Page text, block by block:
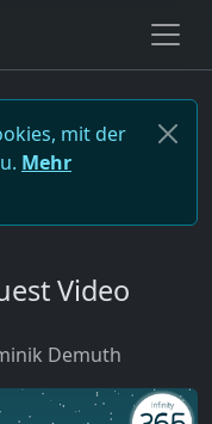
mit der
Mehr
Video
Demuth